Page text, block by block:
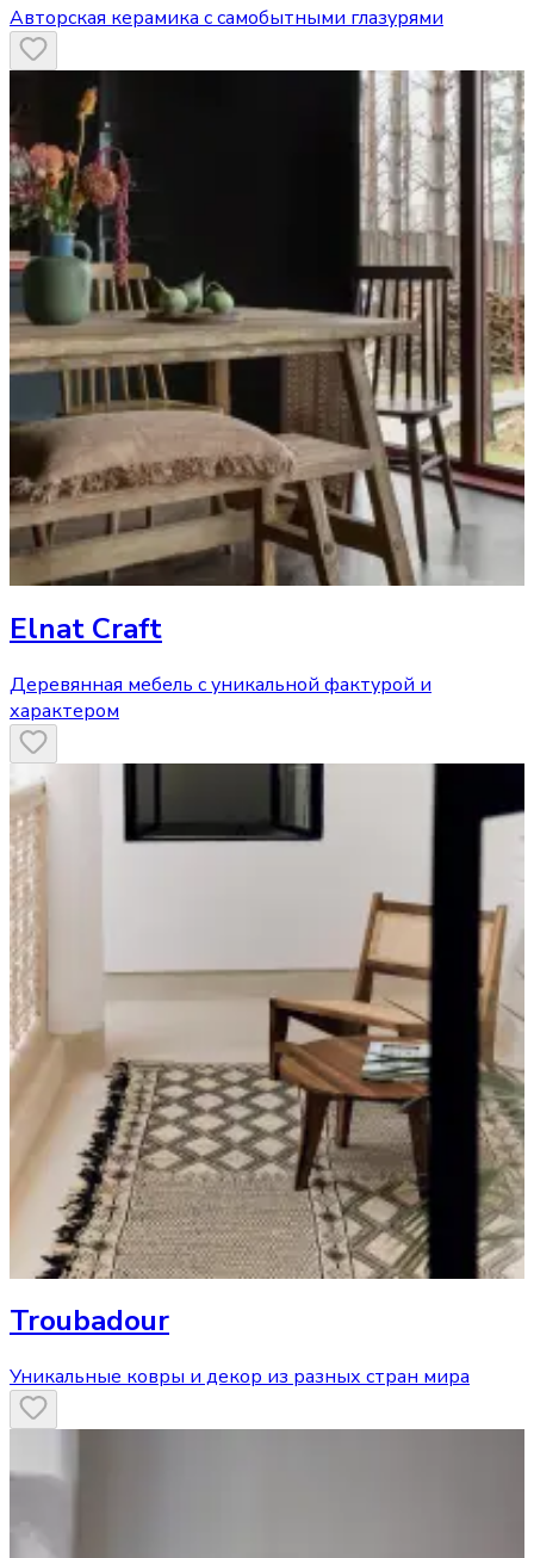
Авторская керамика с самобытными глазурями
Elnat Craft
Деревянная мебель с уникальной фактурой и
характером
Troubadour
Уникальные ковры и декор из разных стран мира